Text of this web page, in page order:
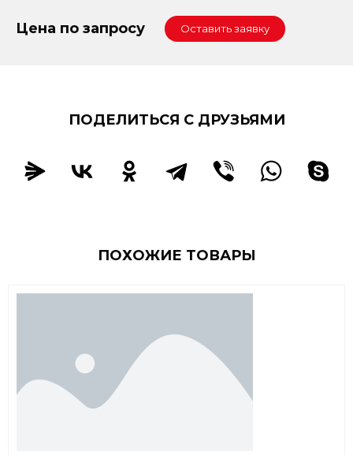
Цена по запросу Оставить заявку
ПОДЕЛИТЬСЯ С ДРУЗЬЯМИ
ПОХОЖИЕ ТОВАРЫ